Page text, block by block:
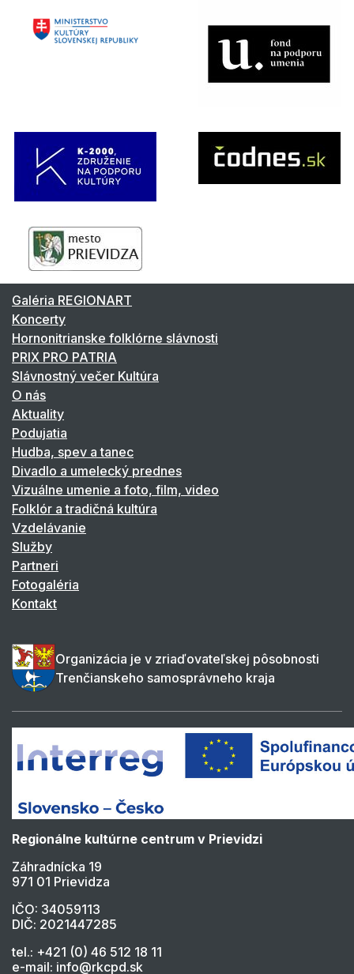
Galéria REGIONART
Koncerty
Hornonitrianske folklórne slávnosti
PRIX PRO PATRIA
Slávnostný večer Kultúra
O nás
Aktuality
Podujatia
Hudba, spev a tanec
Divadlo a umelecký prednes
Vizuálne umenie a foto, film, video
Folklór a tradičná kultúra
Vzdelávanie
Služby
Partneri
Fotogaléria
Kontakt
Organizácia je v zriaďovateľskej pôsobnosti
Trenčianskeho samosprávneho kraja
Regionálne kultúrne centrum v Prievidzi
Záhradnícka 19
971 01 Prievidza
IČO: 34059113
DIČ: 2021447285
tel.: +421 (0) 46 512 18 11
e-mail: info@rkcpd.sk